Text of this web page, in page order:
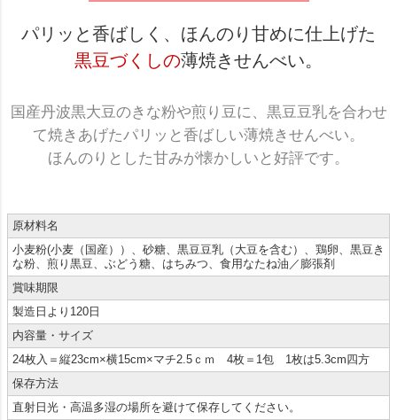
パリッと香ばしく、ほんのり甘めに仕上げた
黒豆づくしの薄焼きせんべい。
国産丹波黒大豆のきな粉や煎り豆に、黒豆豆乳を合わせ
て焼きあげたパリッと香ばしい薄焼きせんべい。
ほんのりとした甘みが懐かしいと好評です。
原材料名
小麦粉(小麦（国産））、砂糖、黒豆豆乳（大豆を含む）、鶏卵、黒豆き
な粉、煎り黒豆、ぶどう糖、はちみつ、食用なたね油／膨張剤
賞味期限
製造日より120日
内容量・サイズ
24枚入＝縦23cm×横15cm×マチ2.5ｃｍ 4枚＝1包 1枚は5.3cm四方
保存方法
直射日光・高温多湿の場所を避けて保存してください。